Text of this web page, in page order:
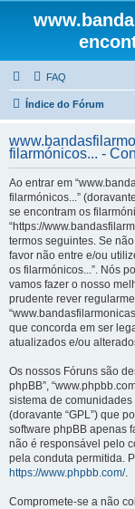
FAQ
Índice do Fórum
filarmónicos... -
Ao entrar em
filarmónicos...”
se encontram os
“https://
termos seguintes. Se
favor não entre e/ou
os filarmónicos...”. Nós
vamos fazer o nosso
prudente rever
que concorda em ser
atualizados e/ou
Os nossos Fóruns são
phpBB”,
sistema de comunidades
(doravante “GPL”) que
software phpBB apenas
não é responsável pelo
pela conduta permitida.
https://www.phpbb.com/.
Compromete-se a não